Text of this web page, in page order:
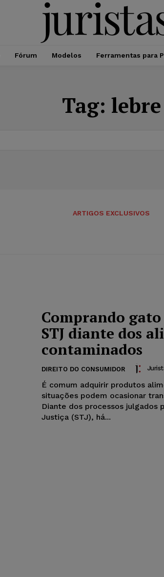
Fórum Modelos Ferramentas para
Tag: lebre
ARTIGOS EXCLUSIVOS
Comprando
STJ diante dos
contaminados
DIREITO DO CONSUMIDOR
É comum adquirir produtos
situações podem ocasionar
Diante dos processos julgados
Justiça (STJ), há...